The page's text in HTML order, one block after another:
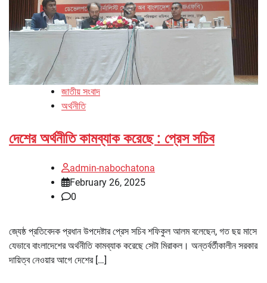
জাতীয় সংবাদ
অর্থনীতি
দেশের অর্থনীতি কামব্যাক করেছে : প্রেস সচিব
admin-nabochatona
February 26, 2025
0
জ্যেষ্ঠ প্রতিবেদক প্রধান উপদেষ্টার প্রেস সচিব শফিকুল আলম বলেছেন, গত ছয় মাসে
যেভাবে বাংলাদেশের অর্থনীতি কামব্যাক করেছে সেটা মিরাকল। অন্তর্বর্তীকালীন সরকার
দায়িত্ব নেওয়ার আগে দেশের […]